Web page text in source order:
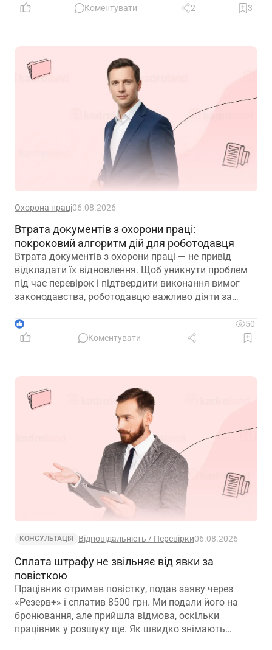
Коментувати
2 3
Охорона праці06.08.2026
Втрата документів з охорони праці:
покроковий алгоритм дій для роботодавця
Втрата документів з охорони праці — не привід
відкладати їх відновлення. Щоб уникнути проблем
під час перевірок і підтвердити виконання вимог
законодавства, роботодавцю важливо діяти за
відновити ключові документи та подбати про їх
надійне зберігання в майбутньому
1
50
Коментувати
КОНСУЛЬТАЦІЯ Відповідальність / Перевірки06.08.2026
Сплата штрафу не звільняє від явки за
повісткою
Працівник отримав повістку, подав заяву через
«Резерв+» і сплатив 8500 грн. Ми подали його на
бронювання, але прийшла відмова, оскільки
працівник у розшуку ще. Як швидко знімають